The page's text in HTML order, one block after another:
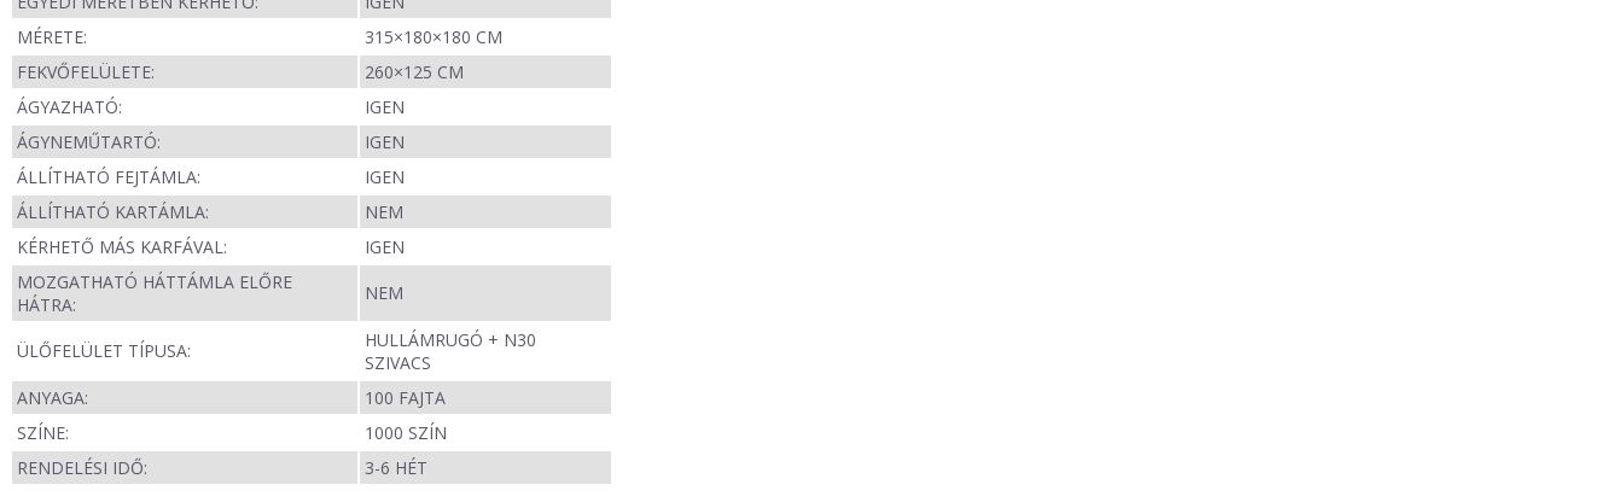
MÉRETE:
315×180×180 CM
FEKVŐFELÜLETE:
260×125 CM
ÁGYAZHATÓ:
IGEN
ÁGYNEMŰTARTÓ:
IGEN
ÁLLÍTHATÓ FEJTÁMLA:
IGEN
ÁLLÍTHATÓ KARTÁMLA:
NEM
KÉRHETŐ MÁS KARFÁVAL:
IGEN
MOZGATHATÓ HÁTTÁMLA ELŐRE
HÁTRA:
NEM
ÜLŐFELÜLET TÍPUSA:
HULLÁMRUGÓ + N30
SZIVACS
ANYAGA:
100 FAJTA
SZÍNE:
1000 SZÍN
RENDELÉSI IDŐ:
3-6 HÉT